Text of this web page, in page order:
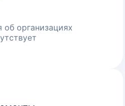
организациях